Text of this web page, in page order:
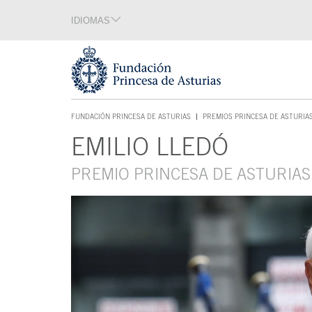
Tecla de acceso 1
IDIOMAS
FUNDACIÓN PRINCESA DE ASTURIAS
TECLA DE ACCESO 1
PREMIOS PRINCESA DE ASTURIAS
Contenido principalEMILIO LLEDÓ
PREMIO PRINCESA DE